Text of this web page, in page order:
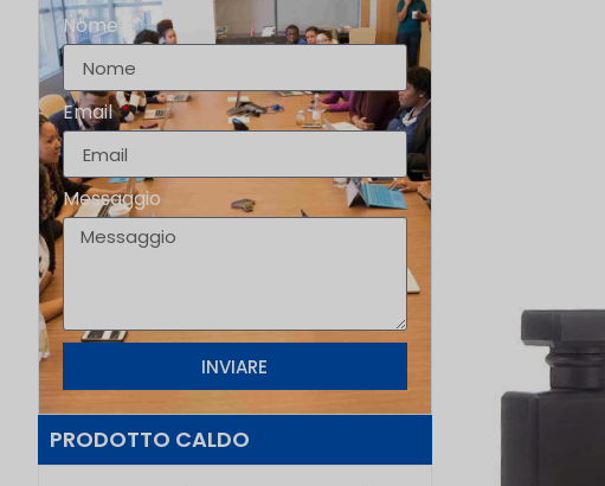
Nome
Email
Messaggio
INVIARE
PRODOTTO CALDO